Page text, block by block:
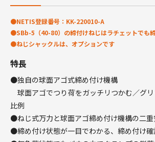
●NETIS登録番号：KK-220010-A
●SBb-5（40-80）の締付けねじはラチェットでも
●ねじシャックルは、オプションです
特長
●独自の球面アゴ式締め付け機構
球面アゴでつり荷をガッチリつかむ／グ
比例
●ねじ式万力と球面アゴ締め付け機構の二
●締め付け状態が一目でわかる、締め付け確